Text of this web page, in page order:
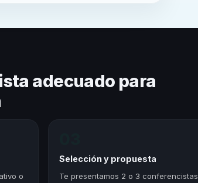
adecuado para
o
Selección y propuesta
Te presentamos 2 o 3 conferencistas